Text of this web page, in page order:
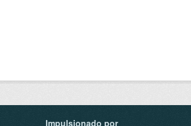
Impulsionado por